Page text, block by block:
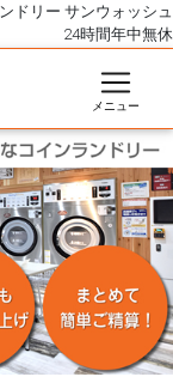
ドリー サンウォッシュ
24時間年中無休
メニュー